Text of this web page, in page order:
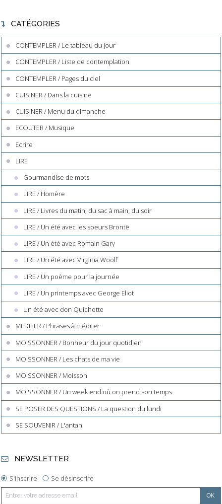
CATÉGORIES
CONTEMPLER / Le tableau du jour
CONTEMPLER / Liste de contemplation
CONTEMPLER / Pages du ciel
CUISINER / Dans la cuisine
CUISINER / Menu du dimanche
ECOUTER / Musique
Ecrire
LIRE
Gourmandise de mots
LIRE / Homère
LIRE / Livres du matin, du sac à main, du soir
LIRE / Un été avec les soeurs Brontë
LIRE / Un été avec Romain Gary
LIRE / Un été avec Virginia Woolf
LIRE / Un poème pour la journée
LIRE / Un printemps avec George Eliot
Un été avec don Quichotte
MEDITER / Phrases à méditer
MOISSONNER / Bonheur du jour quotidien
MOISSONNER / Les chats de ma vie
MOISSONNER / Moisson
MOISSONNER / Un week end où on prend son temps
SE POSER DES QUESTIONS / La question du lundi
SE SOUVENIR / L'antan
NEWSLETTER
S'inscrire Se désinscrire